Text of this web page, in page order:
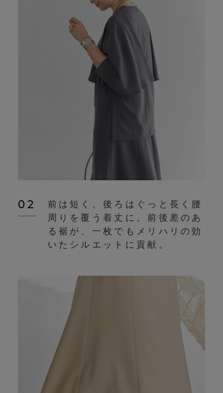
前は短く、後ろはぐっと長く腰
周りを覆う着丈に。前後差のあ
る裾が、一枚でもメリハリの効
いたシルエットに貢献。
02